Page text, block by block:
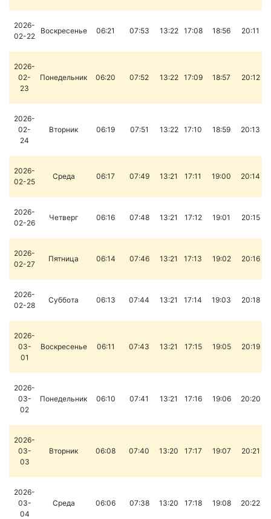
2026-
02-22
Воскресенье 06:21 07:53 13:22 17:08 18:56 20:11
2026-
02-
23
Понедельник 06:20 07:52 13:22 17:09 18:57 20:12
2026-
02-
24
Вторник 06:19 07:51 13:22 17:10 18:59 20:13
2026-
02-25
Среда 06:17 07:49 13:21 17:11 19:00 20:14
2026-
02-26
Четверг 06:16 07:48 13:21 17:12 19:01 20:15
2026-
02-27
Пятница 06:14 07:46 13:21 17:13 19:02 20:16
2026-
02-28
Суббота 06:13 07:44 13:21 17:14 19:03 20:18
2026-
03-
01
Воскресенье 06:11 07:43 13:21 17:15 19:05 20:19
2026-
03-
02
Понедельник 06:10 07:41 13:21 17:16 19:06 20:20
2026-
03-
03
Вторник 06:08 07:40 13:20 17:17 19:07 20:21
2026-
03-
04
Среда 06:06 07:38 13:20 17:18 19:08 20:22